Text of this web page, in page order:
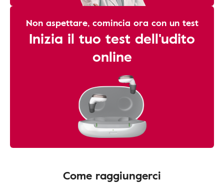
Non aspettare, comincia ora con un test
Inizia il tuo test dell'udito
online
Come raggiungerci